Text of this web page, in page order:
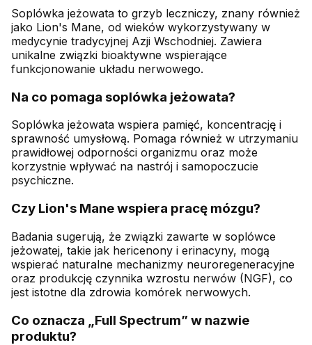
Soplówka jeżowata to grzyb leczniczy, znany również
jako Lion's Mane, od wieków wykorzystywany w
medycynie tradycyjnej Azji Wschodniej. Zawiera
unikalne związki bioaktywne wspierające
funkcjonowanie układu nerwowego.
Na co pomaga soplówka jeżowata?
Soplówka jeżowata wspiera pamięć, koncentrację i
sprawność umysłową. Pomaga również w utrzymaniu
prawidłowej odporności organizmu oraz może
korzystnie wpływać na nastrój i samopoczucie
psychiczne.
Czy Lion's Mane wspiera pracę mózgu?
Badania sugerują, że związki zawarte w soplówce
jeżowatej, takie jak hericenony i erinacyny, mogą
wspierać naturalne mechanizmy neuroregeneracyjne
oraz produkcję czynnika wzrostu nerwów (NGF), co
jest istotne dla zdrowia komórek nerwowych.
Co oznacza „Full Spectrum” w nazwie
produktu?